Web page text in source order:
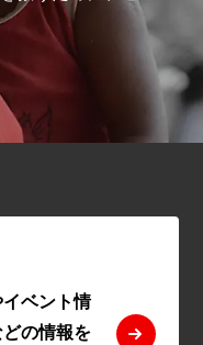
ベント情
の情報を